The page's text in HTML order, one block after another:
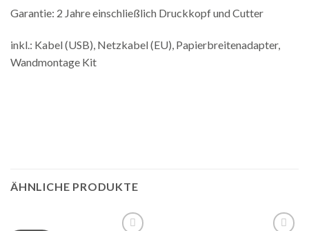
Garantie: 2 Jahre einschließlich Druckkopf und Cutter
inkl.: Kabel (USB), Netzkabel (EU), Papierbreitenadapter,
Wandmontage Kit
ÄHNLICHE PRODUKTE